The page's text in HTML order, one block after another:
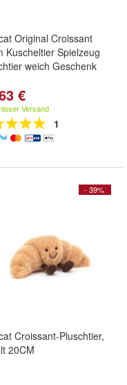
Original Croissant
Kuscheltier Spielzeug
weich Geschenk
€
Versand
1
- 39%
Croissant-Pluschtier,
20CM